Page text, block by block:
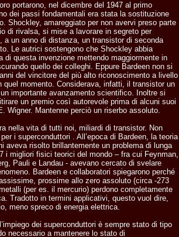
portarono, nel dicembre del 1947 al primo
dei passi fondamentali era stata la sostituzione
Shockley, amareggiato per non avervi preso parte
di rivalsa, si mise a lavorare in segreto per
a un anno di distanza, un transistor di seconda
Le autrici sostengono che Shockley abbia
di questa invenzione mettendo maggiormente in
quello dei colleghi. Eppure Bardeen non si
del vincitore del più alto riconoscimento a livello
quel momento. Considerava, infatti, il transistor un
importante avanzamento scientifico. Inoltre si
un premio così autorevole prima di alcuni suoi
Wigner. Mantenne perciò un riserbo assoluto.
nella vita di tutti noi, miliardi di transistor. Non
i superconduttori . All’epoca di Bardeen, la teoria
aveva risolto brillantemente un problema di lunga
i migliori fisici teorici del mondo – fra cui Feynman,
Pauli e Landau - avevano cercato di svelare
Bardeen e collaboratori spiegarono perché
prossime allo zero assoluto (circa -273
(per es. il mercurio) perdono completamente
Tradotto in termini applicativi, questo vuol dire,
meno spreco di energia elettrica.
dei superconduttori è sempre stato di tipo
necessario a mantenere lo stato di